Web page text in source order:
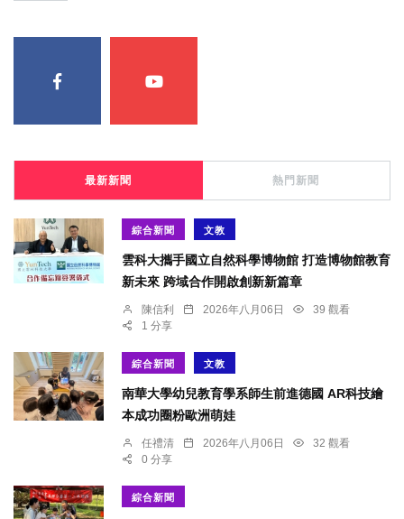
最新新聞 熱門新聞
綜合新聞 文教
雲科大攜手國立自然科學博物館 打造博物館教育
新未來 跨域合作開啟創新新篇章
陳信利 2026年八月06日
39 觀看
1 分享
綜合新聞 文教
南華大學幼兒教育學系師生前進德國 AR科技繪
本成功圈粉歐洲萌娃
任禮清 2026年八月06日
32 觀看
0 分享
綜合新聞